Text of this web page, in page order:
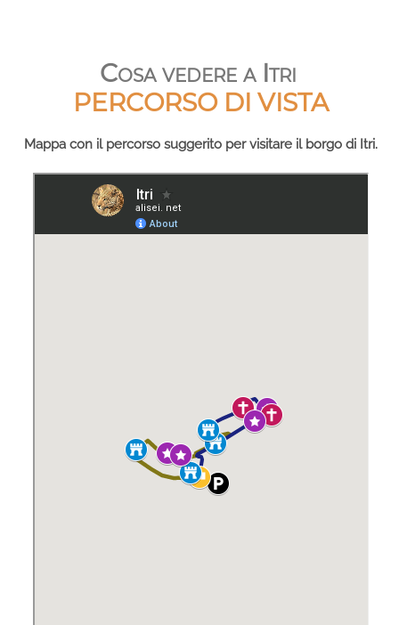
Cosa vedere a Itri
PERCORSO DI VISTA
Mappa con il percorso suggerito per visitare il borgo di Itri.